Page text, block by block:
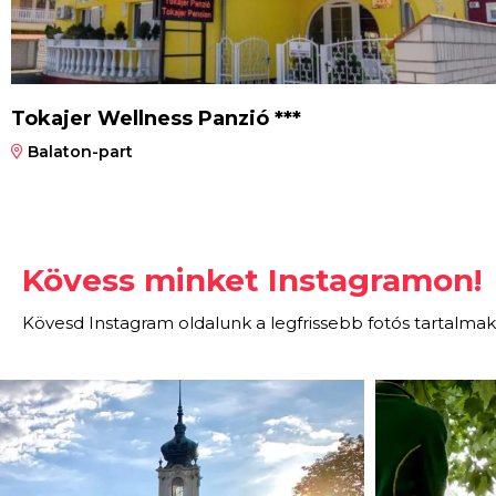
Tokajer Wellness Panzió ***
Balaton-part
Kövess minket Instagramon!
Kövesd Instagram oldalunk a legfrissebb fotós